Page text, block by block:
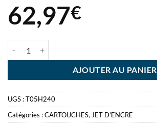
62,97€
AJOUTER AU PANIER
UGS :T05H240
Catégories :CARTOUCHES, JET D'ENCRE